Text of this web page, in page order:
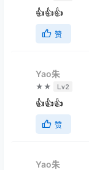
👍👍👍
赞
Yao朱
★★ Lv2
👍👍👍
赞
Yao朱